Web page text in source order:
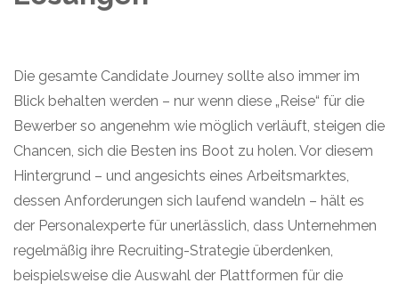
Die gesamte Candidate Journey sollte also immer im
Blick behalten werden – nur wenn diese „Reise“ für die
Bewerber so angenehm wie möglich verläuft, steigen die
Chancen, sich die Besten ins Boot zu holen. Vor diesem
Hintergrund – und angesichts eines Arbeitsmarktes,
dessen Anforderungen sich laufend wandeln – hält es
der Personalexperte für unerlässlich, dass Unternehmen
regelmäßig ihre Recruiting-Strategie überdenken,
beispielsweise die Auswahl der Plattformen für die